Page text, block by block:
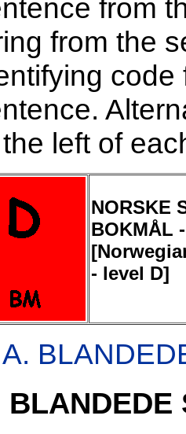
from
from the
left of
NORSKE
BOKMÅL
- level D]
A.
BLANDEDE